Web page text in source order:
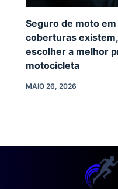
Seguro de moto
coberturas
escolher a melhor
motocicleta
MAIO 26, 2026